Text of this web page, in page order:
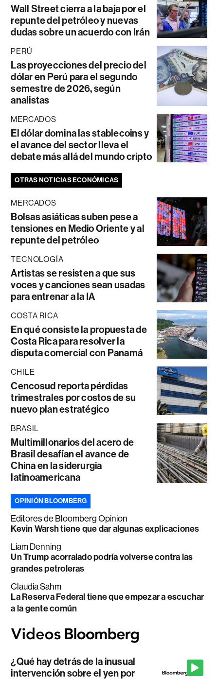
Wall Street cierra a la baja por el
repunte del petróleo y nuevas
dudas sobre un acuerdo con Irán
PERÚ
Las proyecciones del precio del
dólar en Perú para el segundo
semestre de 2026, según
analistas
MERCADOS
El dólar domina las stablecoins y
el avance del sector lleva el
debate más allá del mundo cripto
OTRAS NOTICIAS ECONÓMICAS
MERCADOS
Bolsas asiáticas suben pese a
tensiones en Medio Oriente y al
repunte del petróleo
TECNOLOGÍA
Artistas se resisten a que sus
voces y canciones sean usadas
para entrenar a la IA
COSTA RICA
En qué consiste la propuesta de
Costa Rica para resolver la
disputa comercial con Panamá
CHILE
Cencosud reporta pérdidas
trimestrales por costos de su
nuevo plan estratégico
BRASIL
Multimillonarios del acero de
Brasil desafían el avance de
China en la siderurgia
latinoamericana
OPINIÓN BLOOMBERG
Editores de Bloomberg Opinion
Kevin Warsh tiene que dar algunas explicaciones
Liam Denning
Un Trump acorralado podría volverse contra las
grandes petroleras
Claudia Sahm
La Reserva Federal tiene que empezar a escuchar
a la gente común
¿Qué hay detrás de la inusual
intervención sobre el yen por